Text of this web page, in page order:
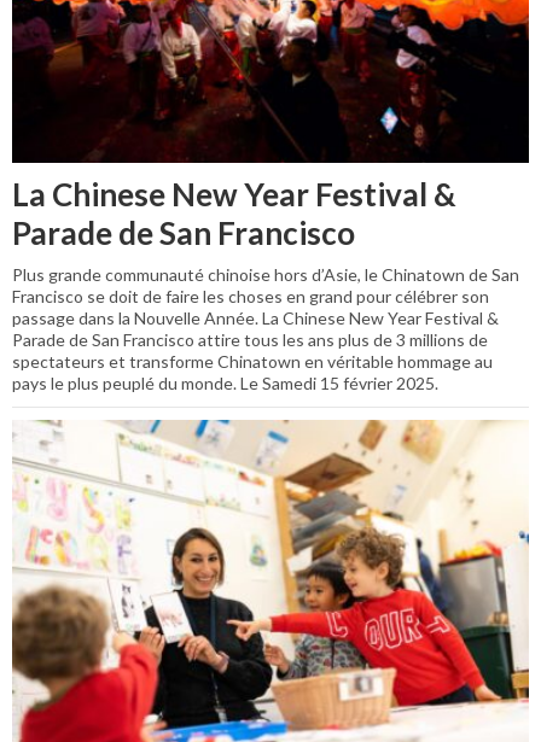
La Chinese New Year Festival &
Parade de San Francisco
Plus grande communauté chinoise hors d’Asie, le Chinatown de San
Francisco se doit de faire les choses en grand pour célébrer son
passage dans la Nouvelle Année. La Chinese New Year Festival &
Parade de San Francisco attire tous les ans plus de 3 millions de
spectateurs et transforme Chinatown en véritable hommage au
pays le plus peuplé du monde. Le Samedi 15 février 2025.